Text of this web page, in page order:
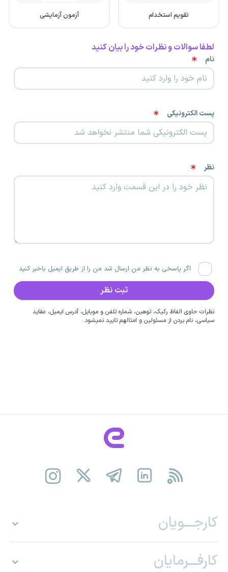
تقویم استخدام آزمون آزمایشی
لطفا سوالات و نظرات خود را بیان کنید
نام
پست الکترونیکی
نظر
اگر پاسخی به نظر من ارسال شد من را از طریق ایمیل باخبر کنید
نظرات حاوی الفاظ رکیک، توهین، شماره تلفن و موبایل، آدرس ایمیل، عقاید
سیاسی، نام بردن از مسئولین و امثالهم تایید نمیشود.
کارجـــویان
کارفـــرمایان